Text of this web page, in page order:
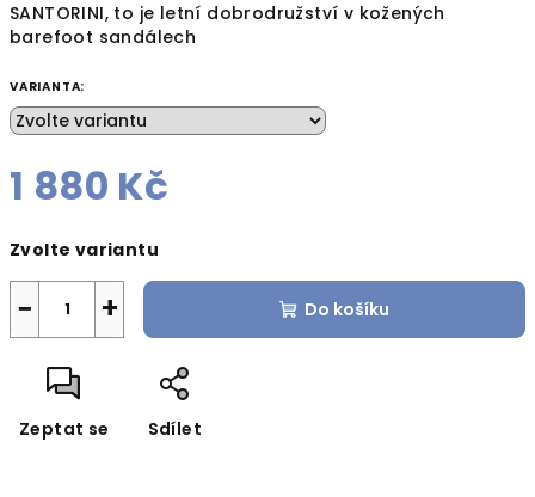
SANTORINI, to je letní dobrodružství v kožených
barefoot sandálech
VARIANTA:
1 880 Kč
cena:
Zvolte variantu
+
− Do košíku
Zeptat se Sdílet